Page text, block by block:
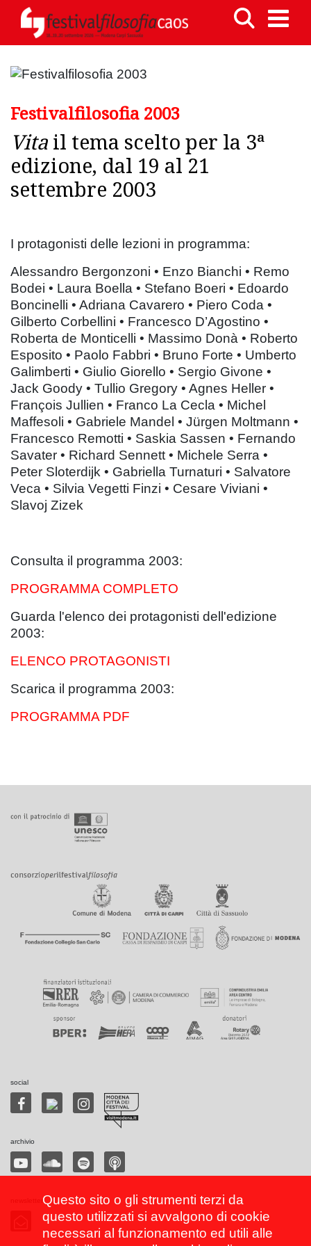
Festivalfilosofia 2003
Vita il tema scelto per la 3ª
edizione, dal 19 al 21
settembre 2003
I protagonisti delle lezioni in programma:
Alessandro Bergonzoni • Enzo Bianchi • Remo
Bodei • Laura Boella • Stefano Boeri • Edoardo
Boncinelli • Adriana Cavarero • Piero Coda •
Gilberto Corbellini • Francesco D’Agostino •
Roberta de Monticelli • Massimo Donà • Roberto
Esposito • Paolo Fabbri • Bruno Forte • Umberto
Galimberti • Giulio Giorello • Sergio Givone •
Jack Goody • Tullio Gregory • Agnes Heller •
François Jullien • Franco La Cecla • Michel
Maffesoli • Gabriele Mandel • Jürgen Moltmann •
Francesco Remotti • Saskia Sassen • Fernando
Savater • Richard Sennett • Michele Serra •
Peter Sloterdijk • Gabriella Turnaturi • Salvatore
Veca • Silvia Vegetti Finzi • Cesare Viviani •
Slavoj Zizek
Consulta il programma 2003:
PROGRAMMA COMPLETO
Guarda l'elenco dei protagonisti dell'edizione
2003:
ELENCO PROTAGONISTI
Scarica il programma 2003:
PROGRAMMA PDF
social
archivio
Questo sito o gli strumenti terzi da
questo utilizzati si avvalgono di cookie
necessari al funzionamento ed utili alle